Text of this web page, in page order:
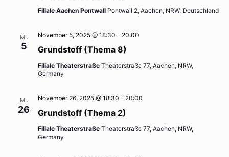
Filiale Aachen Pontwall Pontwall 2, Aachen, NRW, Deutschland
MI.
5 Grundstoff (Thema 8)
November 5, 2025 @ 18:30 - 20:00
Filiale Theaterstraße Theaterstraße 77, Aachen, NRW,
Germany
MI.
26 Grundstoff (Thema 2)
November 26, 2025 @ 18:30 - 20:00
Filiale Theaterstraße Theaterstraße 77, Aachen, NRW,
Germany